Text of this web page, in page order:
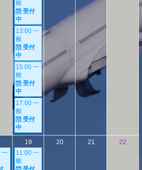
般
受付
中
13:00 一
般
受付
中
15:00 一
般
受付
中
17:00 一
般
受付
中
一
19
11:00 一
般
20 21 22